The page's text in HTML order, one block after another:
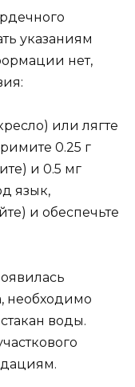
указаниям
нет,
или лягте
0.25 г
и 0.5 мг
язык,
и обеспечьте
необходимо
воды.